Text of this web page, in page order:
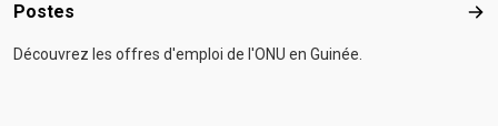
Postes
Découvrez les offres d'emploi de l'ONU en Guinée.